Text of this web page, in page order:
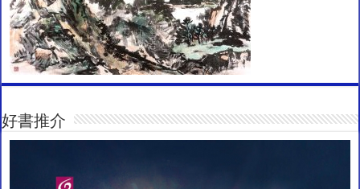
好書推介